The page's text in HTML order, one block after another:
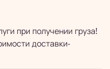
при получении груза!
доставки-